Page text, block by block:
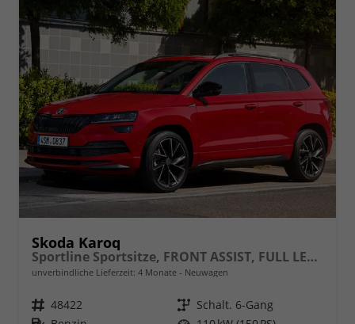
Skoda Karoq
Sportline Sportsitze, FRONT ASSIST, FULL LED, AMUNDSEN, Phonebox, CLIMATRONIC, ACC, Alarm, Virtual Pedal, SmartLink, Bluetooth, Sitzhzg., Rückfahrkamera, SUNSET, 19" ALU, uvm.
unverbindliche Lieferzeit: 4 Monate Neuwagen
Fahrzeugnr. 48422 Getriebe Schalt. 6-Gang